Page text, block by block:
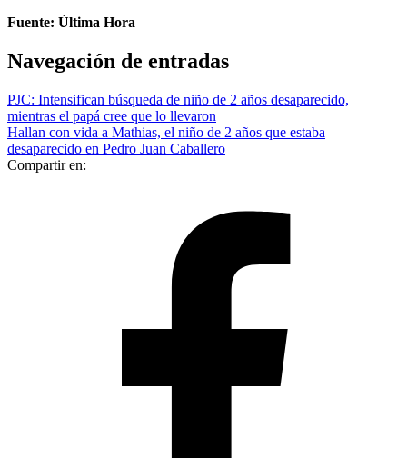
Fuente: Última Hora
Navegación de entradas
PJC: Intensifican búsqueda de niño de 2 años desaparecido,
mientras el papá cree que lo llevaron
Hallan con vida a Mathias, el niño de 2 años que estaba
desaparecido en Pedro Juan Caballero
Compartir en: